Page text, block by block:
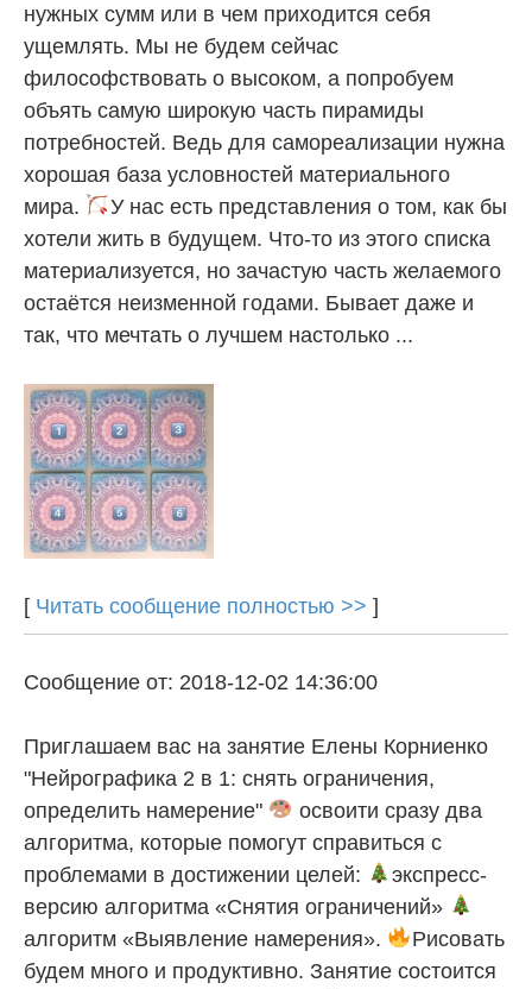
нужных сумм или в чем приходится себя
ущемлять. Мы не будем сейчас
философствовать о высоком, а попробуем
объять самую широкую часть пирамиды
потребностей. Ведь для самореализации нужна
хорошая база условностей материального
мира.
У нас есть представления о том, как бы
хотели жить в будущем. Что-то из этого списка
материализуется, но зачастую часть желаемого
остаётся неизменной годами. Бывает даже и
так, что мечтать о лучшем настолько ...
[ Читать сообщение полностью >> ]
Сообщение от: 2018-12-02 14:36:00
Приглашаем вас на занятие Елены Корниенко
"Нейрографика 2 в 1: снять ограничения,
определить намерение"
освоити сразу два
алгоритма, которые помогут справиться с
проблемами в достижении целей:
экспресс-
версию алгоритма «Снятия ограничений»
алгоритм «Выявление намерения».
Рисовать
будем много и продуктивно. Занятие состоится